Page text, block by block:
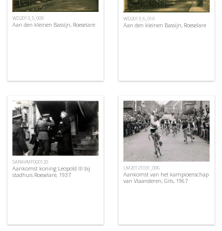
WD2013_5_009
Aan den kleinen Bassijn, Roeselare
WD2013_6_010
Aan den kleinen Bassijn, Roeselare
SARAVMF000120
Aankomst koning Leopold III bij
stadhuis Roeselare, 1937
LM20121031_006
Aankomst van het kampioenschap
van Vlaanderen, Gits, 1967